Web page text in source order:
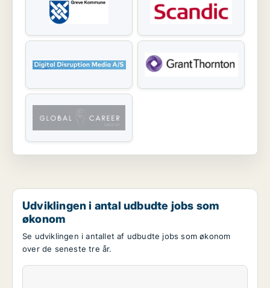
Udviklingen i antal udbudte jobs som
økonom
Se udviklingen i antallet af udbudte jobs som økonom
over de seneste tre år.